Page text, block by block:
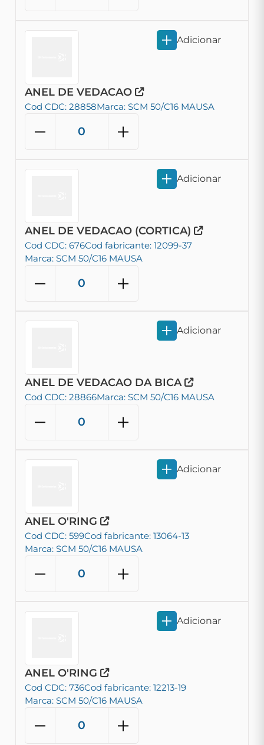
ANEL DE VEDACAO
Cod CDC: 28858Marca: SCM 50/C16 MAUSA
Adicionar
ANEL DE VEDACAO (CORTICA)
Cod CDC: 676Cod fabricante: 12099-37
Marca: SCM 50/C16 MAUSA
Adicionar
ANEL DE VEDACAO DA BICA
Cod CDC: 28866Marca: SCM 50/C16 MAUSA
Adicionar
ANEL O'RING
Cod CDC: 599Cod fabricante: 13064-13
Marca: SCM 50/C16 MAUSA
Adicionar
ANEL O'RING
Cod CDC: 736Cod fabricante: 12213-19
Marca: SCM 50/C16 MAUSA
Adicionar